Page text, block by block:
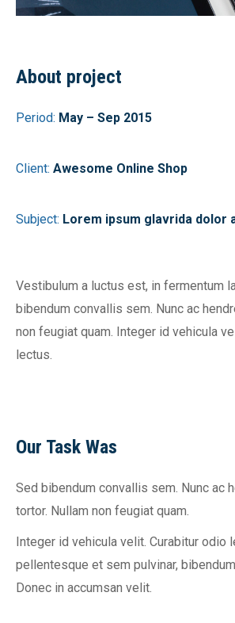
About project
Period: May – Sep 2015
Client: Awesome Online Shop
Subject: Lorem ipsum glavrida dolor
Vestibulum a luctus est, in fermentum
bibendum convallis sem. Nunc ac
non feugiat quam. Integer id vehicula
lectus.
Our Task Was
Sed bibendum convallis sem. Nunc ac
tortor. Nullam non feugiat quam.
Integer id vehicula velit. Curabitur odio
pellentesque et sem pulvinar,
Donec in accumsan velit.